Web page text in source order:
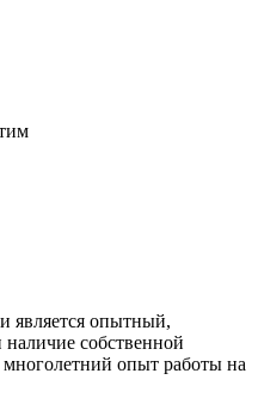
является опытный,
собственной
опыт работы на